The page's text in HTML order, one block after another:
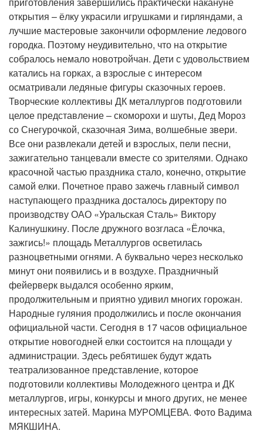
открытия – ёлку украсили игрушками и гирляндами, а
лучшие мастеровые закончили оформление ледового
городка. Поэтому неудивительно, что на открытие
собралось немало новотройчан. Дети с удовольствием
катались на горках, а взрослые с интересом
осматривали ледяные фигуры сказочных героев.
Творческие коллективы ДК металлургов подготовили
целое представление – скоморохи и шуты, Дед Мороз
со Снегурочкой, сказочная Зима, волшебные звери.
Все они развлекали детей и взрослых, пели песни,
зажигательно танцевали вместе со зрителями. Однако
красочной частью праздника стало, конечно, открытие
самой елки. Почетное право зажечь главный символ
наступающего праздника досталось директору по
производству ОАО «Уральская Сталь» Виктору
Калинушкину. После дружного возгласа «Ёлочка,
зажгись!» площадь Металлургов осветилась
разноцветными огнями. А буквально через несколько
минут они появились и в воздухе. Праздничный
фейерверк выдался особенно ярким,
продолжительным и приятно удивил многих горожан.
Народные гуляния продолжились и после окончания
официальной части. Сегодня в 17 часов официальное
открытие новогодней елки состоится на площади у
администрации. Здесь ребятишек будут ждать
театрализованное представление, которое
подготовили коллективы Молодежного центра и ДК
металлургов, игры, конкурсы и много других, не менее
интересных затей. Марина МУРОМЦЕВА. Фото Вадима
МЯКШИНА.